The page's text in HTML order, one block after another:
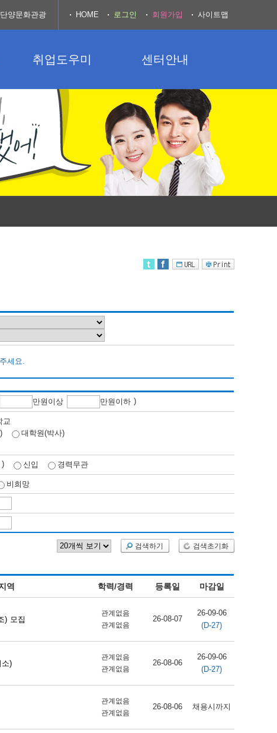
취업도우미 센터안내
단양문화관광 HOME 로그인 회원가입 사이트맵
세요.
만원이상 만원이하 )
교
대학원(박사)
개월 이상 ) 신입 경력무관
비희망
검색하기 검색초기화
역 학력/경력 등록일 마감일
) 모집
관계없음
관계없음
26-08-07
26-09-06
(D-27)
)
관계없음
관계없음
26-08-06
26-09-06
(D-27)
관계없음
관계없음
26-08-06 채용시까지